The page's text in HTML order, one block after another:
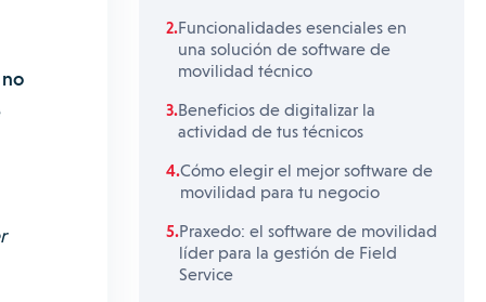
Funcionalidades esenciales en
una solución de software de
movilidad técnico
Beneficios de digitalizar la
actividad de tus técnicos
Cómo elegir el mejor software de
movilidad para tu negocio
Praxedo: el software de movilidad
líder para la gestión de Field
Service